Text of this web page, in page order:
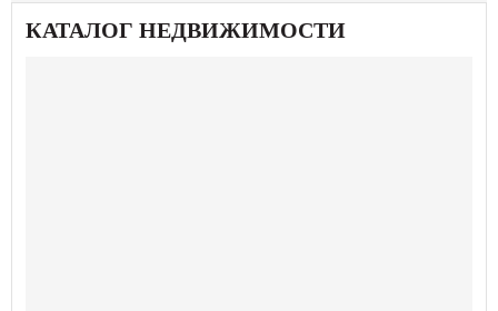
КАТАЛОГ НЕДВИЖИМОСТИ